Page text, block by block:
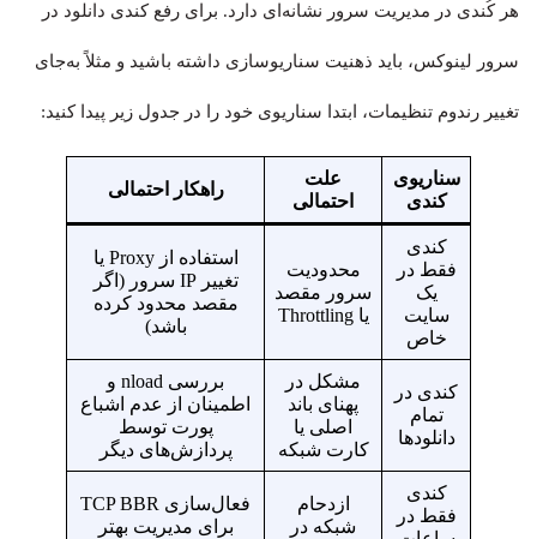
هر کُندی در مدیریت سرور نشانه‌ای دارد. برای رفع کندی دانلود در
سرور لینوکس، باید ذهنیت سناریوسازی داشته باشید و مثلاً به‌جای
تغییر رندوم تنظیمات، ابتدا سناریوی خود را در جدول زیر پیدا کنید:
سناریوی
کندی
علت
احتمالی
راهکار احتمالی
کندی
فقط در
یک
سایت
خاص
محدودیت
سرور مقصد
یا Throttling
استفاده از Proxy یا
تغییر IP سرور (اگر
مقصد محدود کرده
باشد)
کندی در
تمام
دانلودها
مشکل در
پهنای باند
اصلی یا
کارت شبکه
بررسی nload و
اطمینان از عدم اشباع
پورت توسط
پردازش‌های دیگر
کندی
فقط در
ازدحام
شبکه در
فعال‌سازی TCP BBR
برای مدیریت بهتر